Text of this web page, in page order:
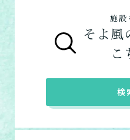
お客様に選ばれる
★この介護施設に
したい・利用した
自宅に来てもら
てもら
在宅系サービス ：
来てもらいたい方
施設
そよ風
こ
検